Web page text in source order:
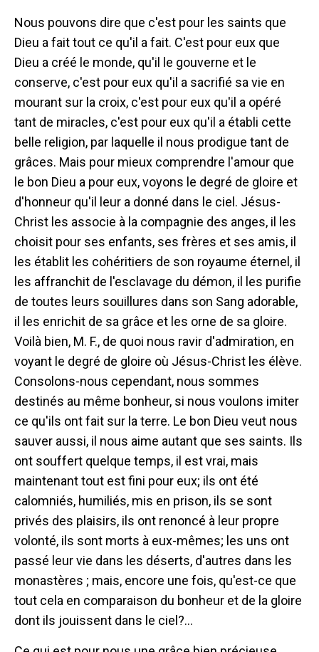
Nous pouvons dire que c'est pour les saints que
Dieu a fait tout ce qu'il a fait. C'est pour eux que
Dieu a créé le monde, qu'il le gouverne et le
conserve, c'est pour eux qu'il a sacrifié sa vie en
mourant sur la croix, c'est pour eux qu'il a opéré
tant de miracles, c'est pour eux qu'il a établi cette
belle religion, par laquelle il nous prodigue tant de
grâces. Mais pour mieux comprendre l'amour que
le bon Dieu a pour eux, voyons le degré de gloire et
d'honneur qu'il leur a donné dans le ciel. Jésus-
Christ les associe à la compagnie des anges, il les
choisit pour ses enfants, ses frères et ses amis, il
les établit les cohéritiers de son royaume éternel, il
les affranchit de l'esclavage du démon, il les purifie
de toutes leurs souillures dans son Sang adorable,
il les enrichit de sa grâce et les orne de sa gloire.
Voilà bien, M. F., de quoi nous ravir d'admiration, en
voyant le degré de gloire où Jésus-Christ les élève.
Consolons-nous cependant, nous sommes
destinés au même bonheur, si nous voulons imiter
ce qu'ils ont fait sur la terre. Le bon Dieu veut nous
sauver aussi, il nous aime autant que ses saints. Ils
ont souffert quelque temps, il est vrai, mais
maintenant tout est fini pour eux; ils ont été
calomniés, humiliés, mis en prison, ils se sont
privés des plaisirs, ils ont renoncé à leur propre
volonté, ils sont morts à eux-mêmes; les uns ont
passé leur vie dans les déserts, d'autres dans les
monastères ; mais, encore une fois, qu'est-ce que
tout cela en comparaison du bonheur et de la gloire
dont ils jouissent dans le ciel?...